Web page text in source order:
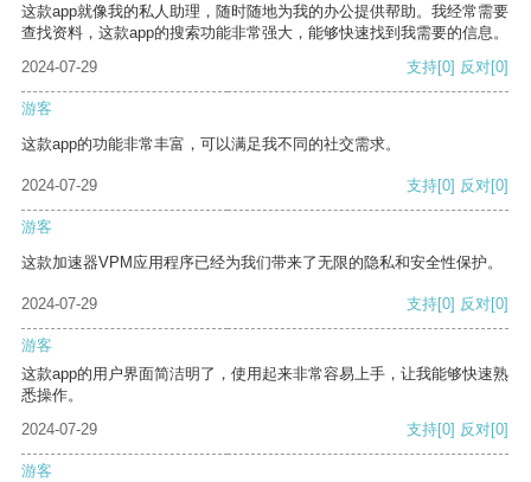
这款app就像我的私人助理，随时随地为我的办公提供帮助。我经常需要
查找资料，这款app的搜索功能非常强大，能够快速找到我需要的信息。
2024-07-29
支持[0] 反对[0]
游客
这款app的功能非常丰富，可以满足我不同的社交需求。
2024-07-29 支持[0] 反对[0]
游客
这款加速器VPM应用程序已经为我们带来了无限的隐私和安全性保护。
2024-07-29 支持[0] 反对[0]
游客
这款app的用户界面简洁明了，使用起来非常容易上手，让我能够快速熟
悉操作。
2024-07-29
支持[0] 反对[0]
游客